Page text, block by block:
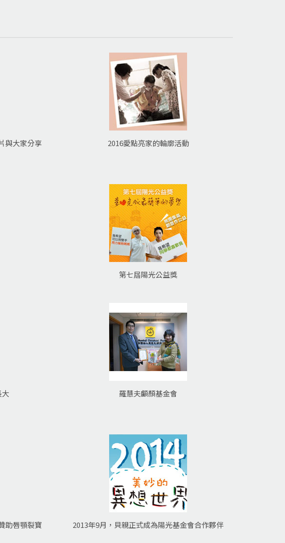
與大家分享
2016愛點亮家的輪廓活動
第七屆陽光公益獎
羅慧夫顱顏基金會
助唇顎裂寶
2013年9月，貝親正式成為陽光基金會合作夥伴